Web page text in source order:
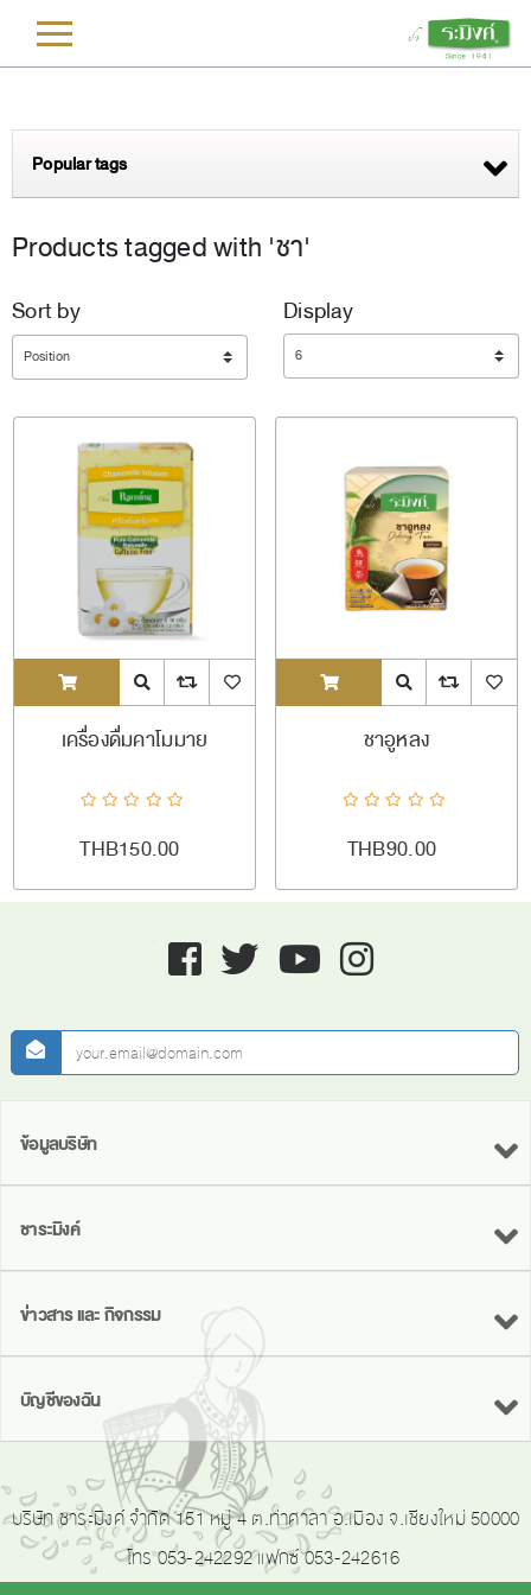
Popular tags
Products tagged with 'ชา'
Sort by
Display
Display
ADDTOCART Quick ViewAddToCompareList
AddToWishlist
เครื่องดื่มคาโมมาย
THB150.00
ADDTOCART Quick View
ชาอูหลง
THB90.00
Facebook twitter youtube instagram
newsletter
ข้อมูลบริษัท
ชาระมิงค์
ข่าวสาร และ กิจกรรม
บัญชีของฉัน
บริษัท ชาระมิงค์ จำกัด 151 หมู่ 4 ต.ท่าศาลา อ.เมือง จ.เชียงใหม่ 50000
โทร 053-242292 แฟกซ์ 053-242616